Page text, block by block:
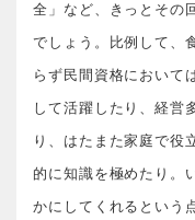
全」など、きっとその
でしょう。比例して、
らず民間資格において
して活躍したり、経営
り、はたまた家庭で役
的に知識を極めたり。
かにしてくれるという